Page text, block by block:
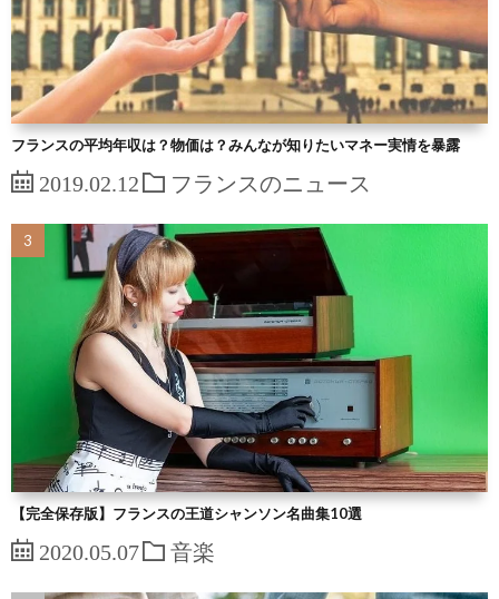
フランスの平均年収は？物価は？みんなが知りたいマネー実情を暴露
2019.02.12 フランスのニュース
【完全保存版】フランスの王道シャンソン名曲集10選
2020.05.07 音楽